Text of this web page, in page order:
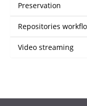
Preservation
Repositories
Video streaming